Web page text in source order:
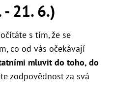
21. 6.)
s tím, že se
co od vás očekávají
mluvit do toho, do
zodpovědnost za svá